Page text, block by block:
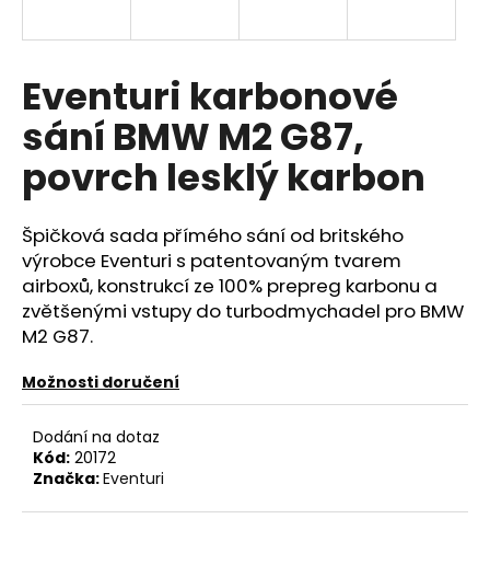
Eventuri karbonové
sání BMW M2 G87,
povrch lesklý karbon
Špičková sada přímého sání od britského
výrobce Eventuri s patentovaným tvarem
airboxů, konstrukcí ze 100% prepreg karbonu a
zvětšenými vstupy do turbodmychadel pro BMW
M2 G87.
Možnosti doručení
Dodání na dotaz
Kód: 20172
Značka:Eventuri
í
t
?
HLEDAT
D
o
p
u
č
u